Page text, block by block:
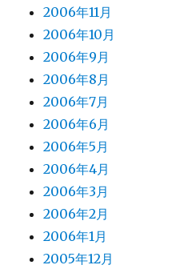
2006年11月
2006年10月
2006年9月
2006年8月
2006年7月
2006年6月
2006年5月
2006年4月
2006年3月
2006年2月
2006年1月
2005年12月